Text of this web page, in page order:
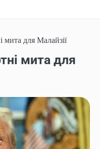
для Малайзії
мита для